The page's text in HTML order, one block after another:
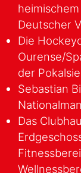
Deutscher
Die
Ourense/
der
Sebastian
Das